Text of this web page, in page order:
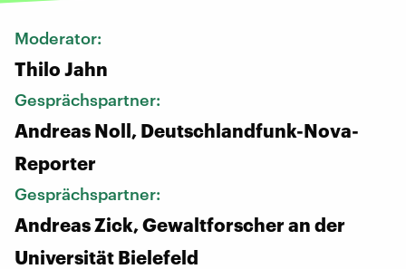
Moderator:
Thilo Jahn
Gesprächspartner:
Andreas Noll, Deutschlandfunk-Nova-
Reporter
Gesprächspartner:
Andreas Zick, Gewaltforscher an der
Universität Bielefeld